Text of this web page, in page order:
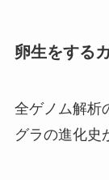
卵生をする
全ゲノム解析
グラの進化史